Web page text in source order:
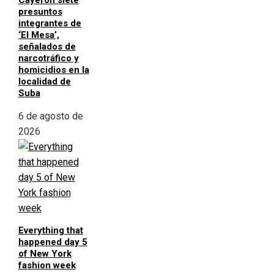
presuntos
integrantes de
‘El Mesa’,
señalados de
narcotráfico y
homicidios en la
localidad de
Suba
6 de agosto de
2026
Everything that
happened day 5
of New York
fashion week